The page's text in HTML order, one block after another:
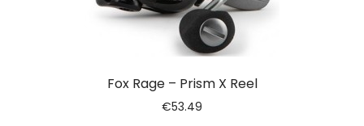
Fox Rage – Prism X Reel
€53.49